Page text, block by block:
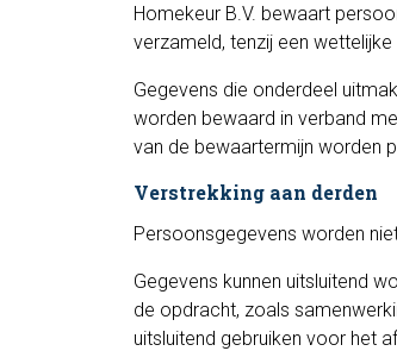
Homekeur B.V. bewaart
verzameld, tenzij een
Gegevens die onderdeel
worden bewaard in verband
van de bewaartermijn worden
Verstrekking aan derden
Persoonsgegevens worden
Gegevens kunnen uitsluitend
de opdracht, zoals
uitsluitend gebruiken voor het